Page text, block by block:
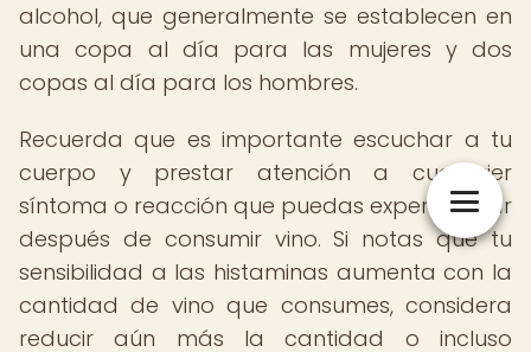
alcohol, que generalmente se establecen en
una copa al día para las mujeres y dos
copas al día para los hombres.
Recuerda que es importante escuchar a tu
cuerpo y prestar atención a cualquier
síntoma o reacción que puedas experimentar
después de consumir vino. Si notas que tu
sensibilidad a las histaminas aumenta con la
cantidad de vino que consumes, considera
reducir aún más la cantidad o incluso